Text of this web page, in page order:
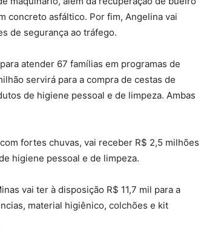
concreto asfáltico. Por fim, Angelina vai
de segurança ao tráfego.
atender 67 famílias em programas de
servirá para a compra de cestas de
de higiene pessoal e de limpeza. Ambas
fortes chuvas, vai receber R$ 2,5 milhões
higiene pessoal e de limpeza.
vai ter à disposição R$ 11,7 mil para a
material higiênico, colchões e kit